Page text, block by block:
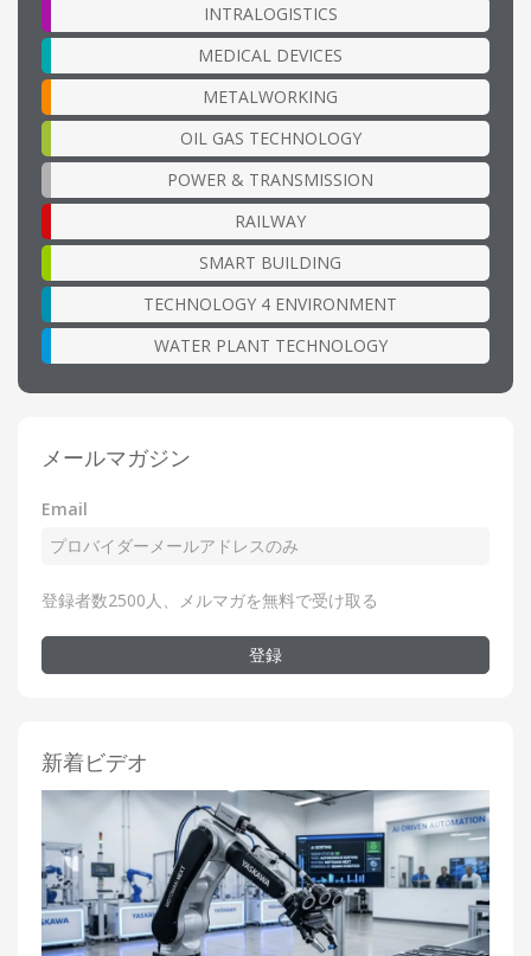
INTRALOGISTICS
MEDICAL DEVICES
METALWORKING
OIL GAS TECHNOLOGY
POWER & TRANSMISSION
RAILWAY
SMART BUILDING
TECHNOLOGY 4 ENVIRONMENT
WATER PLANT TECHNOLOGY
メールマガジン
Email
登録者数2500人、メルマガを無料で受け取る
登録
新着ビデオ